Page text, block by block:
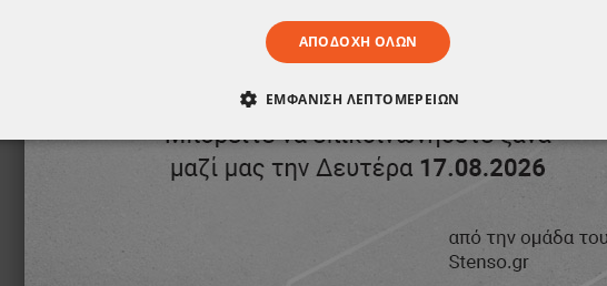
ΑΠΟΔΟΧΉ ΌΛΩΝ
ΕΜΦΆΝΙΣΗ ΛΕΠΤΟΜΕΡΕΙΏΝ
ΑΠΑΡΑΊΤΗΤΑ ΑΠΌΔΟΣΗΣ ΣΤΌΧΕΥΣΗΣ